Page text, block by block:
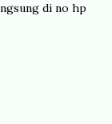
di no hp